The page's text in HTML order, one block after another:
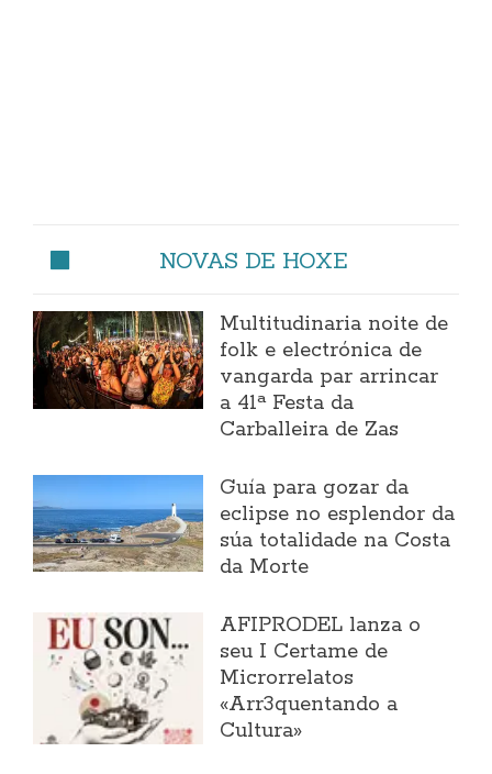
NOVAS DE HOXE
Multitudinaria noite de
folk e electrónica de
vangarda par arrincar
a 41ª Festa da
Carballeira de Zas
Guía para gozar da
eclipse no esplendor da
súa totalidade na Costa
da Morte
AFIPRODEL lanza o
seu I Certame de
Microrrelatos
«Arr3quentando a
Cultura»